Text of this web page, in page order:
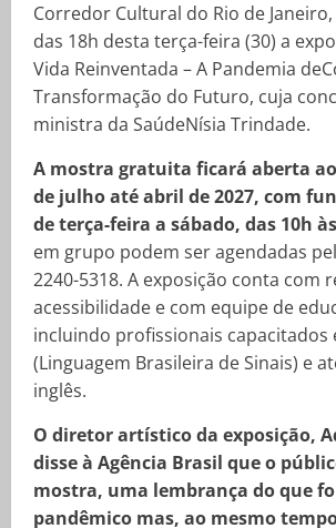
Corredor Cultural do Rio de
das 18h desta terça-feira (30) a
Vida Reinventada – A Pandemia
Transformação do Futuro, cuja
ministra da SaúdeNísia Trindade.
A mostra gratuita ficará aberta
de julho até abril de 2027, com
de terça-feira a sábado, das 10h
em grupo podem ser agendadas
2240-5318. A exposição conta com
acessibilidade e com equipe de
incluindo profissionais capacitados
(Linguagem Brasileira de Sinais) e
inglês.
O diretor artístico da exposição,
disse à Agência Brasil que o
mostra, uma lembrança do que
pandêmico mas, ao mesmo